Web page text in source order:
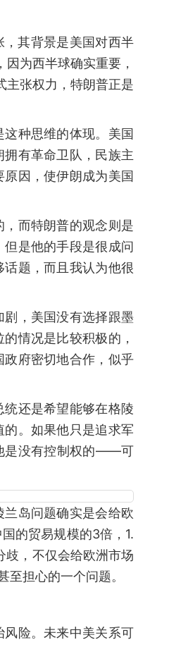
，其背景是美国对西半
为西半球确实重要，
主张权力，特朗普正是
种思维的体现。美国
有革命卫队，民族主
因，使伊朗成为美国
而特朗普的观念则是
是他的手段是很成问
题，而且我认为他很
，美国没有选择跟墨
情况是比较积极的，
府密切地合作，似乎
还是希望能够在格陵
。如果他只是追求军
是没有控制权的——可
岛问题确实是会给欧
的贸易规模的3倍，1.
歧，不仅会给欧洲市场
担心的一个问题。
险。未来中美关系可